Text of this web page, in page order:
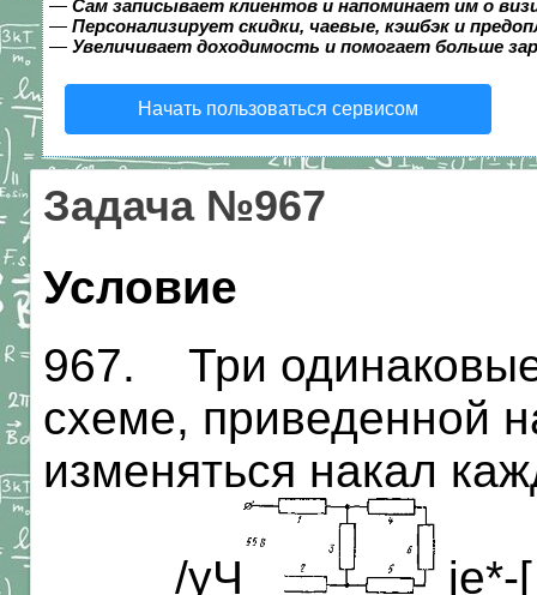
— Сам записывает клиентов и напоминает им о
— Персонализирует скидки, чаевые, кэшбэк и
— Увеличивает доходимость и помогает больше
Начать пользоваться сервисом
Задача №967
Условие
967. Три
схеме, приведенной
изменяться накал
_____/уЧ
je*-